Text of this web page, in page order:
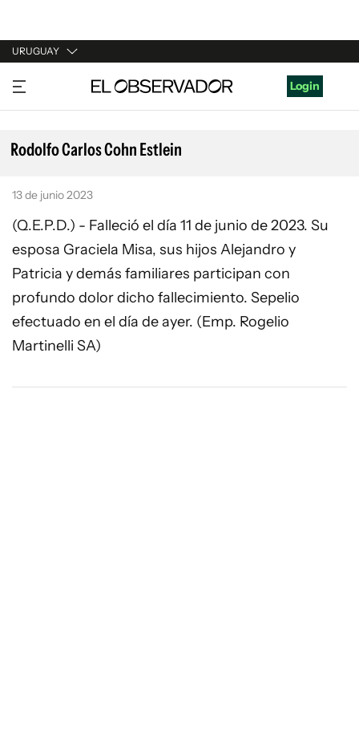
URUGUAY
URUGUAY
ARGENTINA
ESPAÑA
Login
Rodolfo Carlos Cohn Estlein
13 de junio 2023
(Q.E.P.D.) - Falleció el día 11 de junio de 2023. Su
esposa Graciela Misa, sus hijos Alejandro y
Patricia y demás familiares participan con
profundo dolor dicho fallecimiento. Sepelio
efectuado en el día de ayer. (Emp. Rogelio
Martinelli SA)